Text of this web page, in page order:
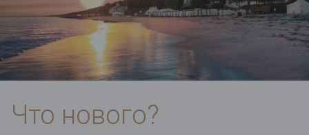
Что нового?